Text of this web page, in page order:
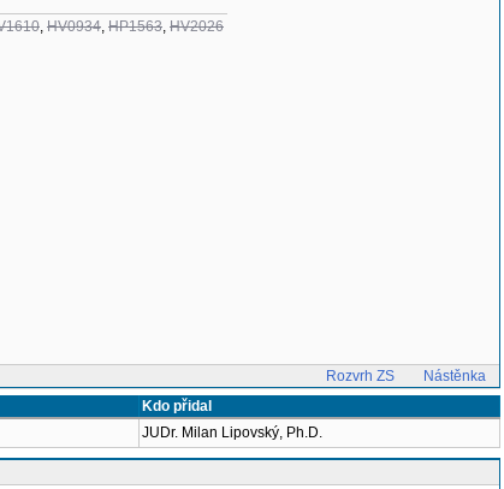
, HV0934, HP1563, HV2026
Rozvrh ZS
Nástěnka
Kdo přidal
JUDr. Milan Lipovský, Ph.D.